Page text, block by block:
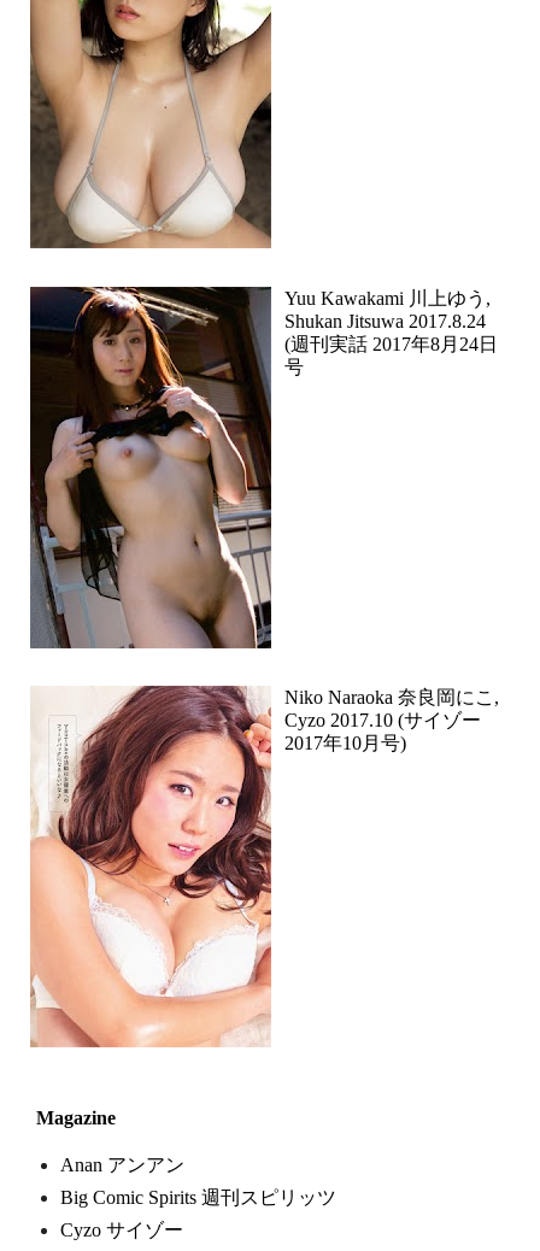
Yuu Kawakami 川上ゆう,
Shukan Jitsuwa 2017.8.24
(週刊実話 2017年8月24日
号
Niko Naraoka 奈良岡にこ,
Cyzo 2017.10 (サイゾー
2017年10月号)
Magazine
Anan アンアン
Big Comic Spirits 週刊スピリッツ
Cyzo サイゾー